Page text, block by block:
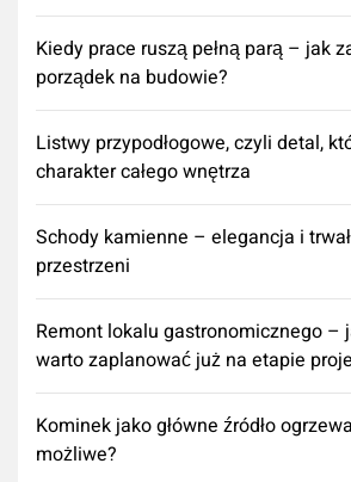
Kiedy prace ruszą pełną parą – jak
porządek na budowie?
Listwy przypodłogowe, czyli detal,
charakter całego wnętrza
Schody kamienne – elegancja i
przestrzeni
​Remont lokalu gastronomicznego –
warto zaplanować już na etapie
Kominek jako główne źródło
możliwe?